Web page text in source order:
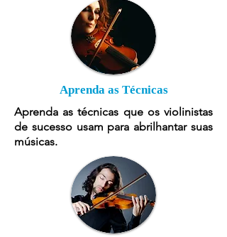
Aprenda as Técnicas
Aprenda as técnicas que os violinistas
de sucesso usam para abrilhantar suas
músicas.